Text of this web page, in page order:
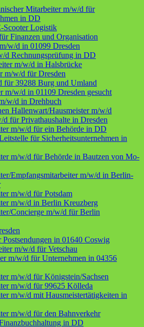
Mitarbeiter m/w/d für
in DD
Scooter Logistik
Finanzen und Organisation
w/d in 01099 Dresden
d Rechnungsprüfung in DD
m/w/d in Halsbrücke
m/w/d für Dresden
für 39288 Burg und Umland
m/w/d in 01109 Dresden gesucht
w/d in Drehbuch
Hallenwart/Hausmeister m/w/d
für Privathaushalte in Dresden
m/w/d für ein Behörde in DD
für Sicherheitsunternehmen in
m/w/d für Behörde in Bautzen von Mo-
Empfangsmitarbeiter m/w/d in Berlin-
m/w/d für Potsdam
m/w/d in Berlin Kreuzberg
Concierge m/w/d für Berlin
in 01640 Coswig
m/w/d für Vetschau
m/w/d für Unternehmen in 04356
m/w/d für Königstein/Sachsen
m/w/d für 99625 Kölleda
m/w/d mit Hausmeistertätigkeiten in
m/w/d für den Bahnverkehr
in DD